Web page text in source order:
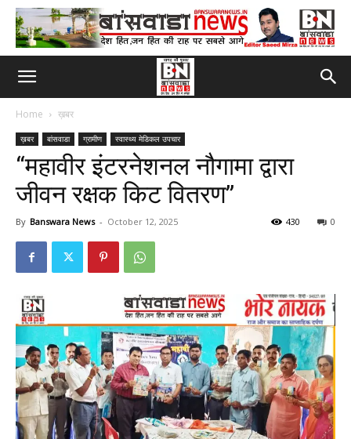
Home ख़बर
ख़बर बांसवाडा ग्रामीण स्वास्थ्य मेडिकल उपचार
“महावीर इंटरनेशनल नौगामा द्वारा
जीवन रक्षक किट वितरण”
By Banswara News - October 12, 2025 0
430